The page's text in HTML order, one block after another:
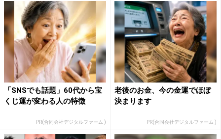
「SNSでも話題」60代から宝
くじ運が変わる人の特徴
PR(合同会社デジタルファーム )
老後のお金、今の金運でほぼ
決まります
PR(合同会社デジタルファーム )